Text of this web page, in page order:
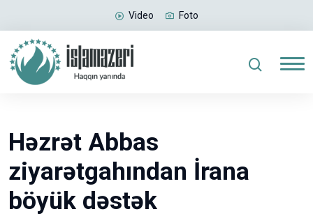
Video Foto
Həzrət Abbas
ziyarətgahından İrana
böyük dəstək